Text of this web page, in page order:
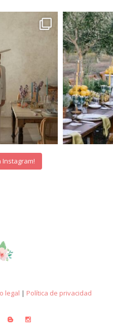
Instagram!
legal | Política de privacidad